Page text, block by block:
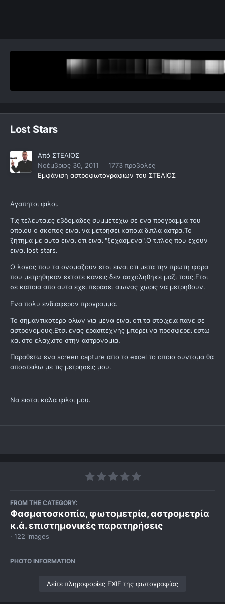
Lost Stars
Από ΣΤΕΛΙΟΣ
Νοέμβριος 30, 2011
1773 προβολές
Εμφάνιση αστροφωτογραφιών του ΣΤΕΛΙΟΣ
Aγαπητοι φιλοι.
Τις τελευταιες εβδομαδες συμμετεχω σε ενα προγραμμα του
οποιου ο σκοπος ειναι να μετρησει καποια διπλα αστρα.Το
ζητημα με αυτα ειναι οτι ειναι "ξεχασμενα".Ο τιτλος που εχουν
ειναι lost stars.
O λογος που τα ονομαζουν ετσι ειναι οτι μετα την πρωτη φορα
που μετρηθηκαν εκτοτε κανεις δεν ασχοληθηκε μαζι τους.Ετσι
σε καποια απο αυτα εχει περασει αιωνας χωρις να μετρηθουν.
Ενα πολυ ενδιαφερον προγραμμα.
Το σημαντικοτερο ολων για μενα ειναι οτι τα στοιχεια πανε σε
αστρονομους.Ετσι ενας ερασιτεχνης μπορει να προσφερει εστω
και στο ελαχιστο στην αστρονομια.
Παραθετω ενα screen capture απο το excel το οποιο συντομα θα
αποστειλω με τις μετρησεις μου.
Να εισται καλα φιλοι μου.
FROM THE CATEGORY:
Φασματοσκοπία, φωτομετρία, αστρομετρία
κ.ά. επιστημονικές παρατηρήσεις
· 122 images
PHOTO INFORMATION
Δείτε πληροφορίες EXIF της φωτογραφίας